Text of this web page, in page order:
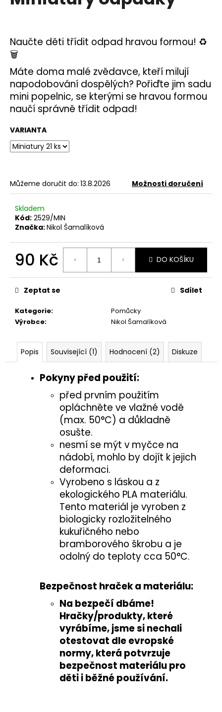
hvězdiček.
Naučte děti třídit odpad hravou formou! ♻️
🗑️
Máte doma malé zvědavce, kteří milují
napodobování dospělých? Pořiďte jim sadu
mini popelnic, se kterými se hravou formou
naučí správně třídit odpad!
VARIANTA
Můžeme doručit do: 13.8.2026 Možnosti doručení
Skladem
Kód: 2529/MIN
Značka:Nikol Šamalíková
90 Kč
cena:
DO KOŠÍKU
Kategorie:
Pomůcky
Výrobce: Nikol Šamalíková
Zeptat se Sdílet
Popis Související (1) Hodnocení (2) Diskuze
Pokyny před použití:
před prvním použitím
opláchněte ve vlažné vodě
(max. 50°C) a důkladně
osušte.
nesmí se mýt v myčce na
nádobí, mohlo by dojít k jejich
deformaci.
Vyrobeno s láskou a z
ekologického PLA materiálu.
Tento materiál je vyroben z
biologicky rozložitelného
kukuřičného nebo
bramborového škrobu a je
odolný do teploty cca 50°C.
Bezpečnost hraček a materiálu:
Na bezpečí dbáme!
Hračky/produkty, které
vyrábíme, jsme si nechali
otestovat dle evropské
normy, která potvrzuje
bezpečnost materiálu pro
děti i běžné používání.
í
t
?
HLEDAT
p
o
u
č
j
m
e
HMYZÁCI
4,50
Kč